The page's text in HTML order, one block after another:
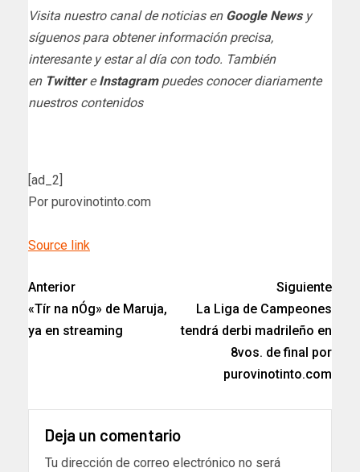
Visita nuestro canal de noticias en Google Newsy
síguenos para obtener información precisa,
interesante y estar al día con todo. También
en TwittereInstagrampuedes conocer diariamente
nuestros contenidos
[ad_2]
Por purovinotinto.com
Source link
Anterior
«Tír na nÓg» de Maruja,
ya en streaming
Siguiente
La Liga de Campeones
tendrá derbi madrileño en
8vos. de final por
purovinotinto.com
Deja un comentario
Tu dirección de correo electrónico no será